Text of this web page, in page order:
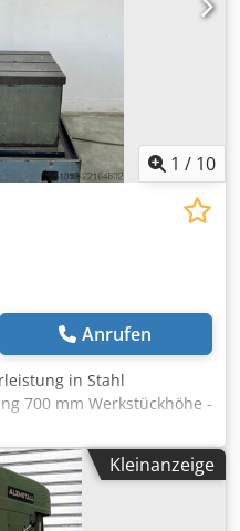
mit sep.
1 / 10
Anrufen
in Stahl
700 mm Werkstückhöhe -
Rjf Werkzeugaufnahme
100-
1,4 kW
ca. LBH 1,8 x 0,8 x
mechnische
Kleinanzeige